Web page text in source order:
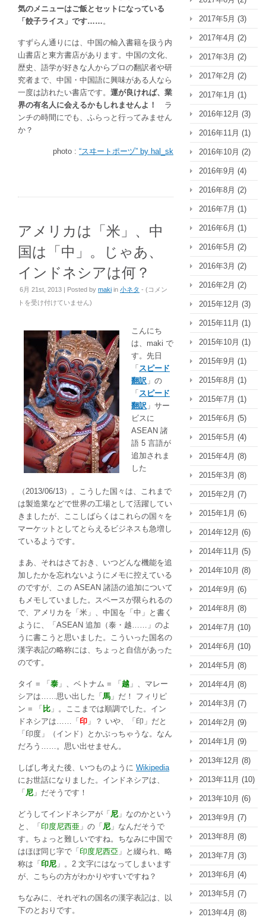
気のメニューはご飯とセットになっている
「餃子ライス」です…… 。
すずらん通りには、中国の輸入書籍を扱う内
山書店と東方書店があります。中国の文化、
歴史、語学が好きな人からプロの翻訳者や研
究者まで、中国・中国語に興味がある人なら
一度は訪れたい書店です。 運が良ければ、業
界の有名人に会えるかもしれませんよ！
ラ
ンチの時間にでも、ふらっと行ってみません
か？
photo : “スヰートポーヅ” by hal_sk
アメリカは「米」、中
国は「中」。じゃあ、
インドネシアは何？
6月 21st, 2013 | Posted by maki in 小ネタ - (ア
「米」、
中
は
あ、
ネ
シ
ア
は
コメン
トを受け付けていません)
こんにち
は、maki で
す。先日
「 スピード
翻訳 」の
「 スピード
翻訳 」サー
ビスに
ASEAN 諸
語 5 言語が
追加されま
した
（2013/06/13）。こうした国々は、これまで
は製造業などで世界の工場として活躍してい
きましたが、ここしばらくはこれらの国々を
マーケットとしてとらえるビジネスも急増し
ているようです。
まあ、それはさておき、いつどんな機能を追
加したかを忘れないようにメモに控えている
のですが、この ASEAN 諸語の追加について
もメモしていました。スペースが限られるの
で、アメリカを「米」、中国を「中」と書く
ように、「ASEAN 追加（泰・越……」のよ
うに書こうと思いました。こういった国名の
漢字表記の略称には、ちょっと自信があった
のです。
タイ = 「 泰 」、ベトナム = 「 越 」、マレー
シアは……思い出した「 馬 」だ！ フィリピ
ン = 「 比 」。ここまでは順調でした。イン
ドネシアは……「 印 」？ いや、「印」だと
「印度」（インド）とかぶっちゃうな。なん
だろう……。思い出せません。
しばし考えた後、いつものように Wikipedia
にお世話になりました。インドネシアは、
「 尼 」だそうです！
どうしてインドネシアが「 尼 」なのかという
と、「 印度尼西亜 」の「 尼 」なんだそうで
す。ちょっと難しいですね。ちなみに中国で
はほぼ同じ字で「 印度尼西亞 」と綴られ、略
称は「 印尼 」。2 文字にはなってしまいます
が、こちらの方がわかりやすいですね？
ちなみに、それぞれの国名の漢字表記は、以
下のとおりです。
2017年5月 (3)
2017年4月 (2)
2017年3月 (2)
2017年2月 (2)
2017年1月 (1)
2016年12月 (3)
2016年11月 (1)
2016年10月 (2)
2016年9月 (4)
2016年8月 (2)
2016年7月 (1)
2016年6月 (1)
2016年5月 (2)
2016年3月 (2)
2016年2月 (2)
2015年12月 (3)
2015年11月 (1)
2015年10月 (1)
2015年9月 (1)
2015年8月 (1)
2015年7月 (1)
2015年6月 (5)
2015年5月 (4)
2015年4月 (8)
2015年3月 (8)
2015年2月 (7)
2015年1月 (6)
2014年12月 (6)
2014年11月 (5)
2014年10月 (8)
2014年9月 (6)
2014年8月 (8)
2014年7月 (10)
2014年6月 (10)
2014年5月 (8)
2014年4月 (8)
2014年3月 (7)
2014年2月 (9)
2014年1月 (9)
2013年12月 (8)
2013年11月 (10)
2013年10月 (6)
2013年9月 (7)
2013年8月 (8)
2013年7月 (3)
2013年6月 (4)
2013年5月 (7)
2013年4月 (8)